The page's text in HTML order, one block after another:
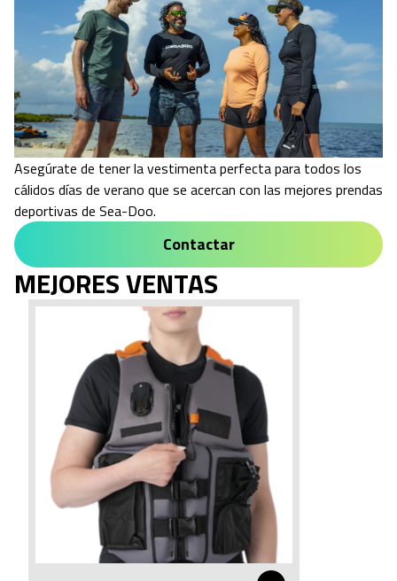
Asegúrate de tener la vestimenta perfecta para todos los
cálidos días de verano que se acercan con las mejores prendas
deportivas de Sea-Doo.
Contactar
MEJORES VENTAS